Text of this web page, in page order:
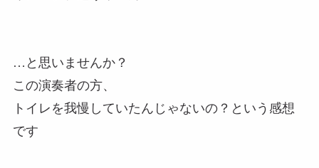
…と思いませんか？
この演奏者の方、
トイレを我慢していたんじゃないの？という感想
です